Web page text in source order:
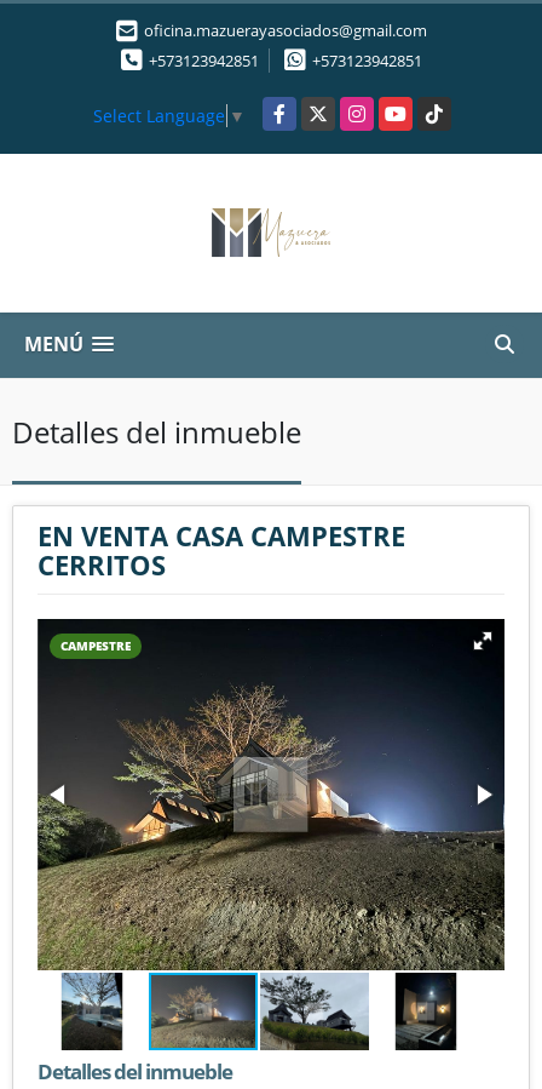
oficina.mazuerayasociados@gmail.com
+573123942851
+573123942851
Select Language ▼ Facebook
X InstagramYouTubeTikTok
MENÚ
Detalles del inmueble
EN VENTA CASA CAMPESTRE
CERRITOS
CAMPESTRE
Detalles del inmueble